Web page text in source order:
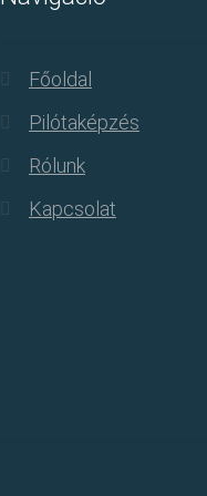
Főoldal
Pilótaképzés
Rólunk
Kapcsolat